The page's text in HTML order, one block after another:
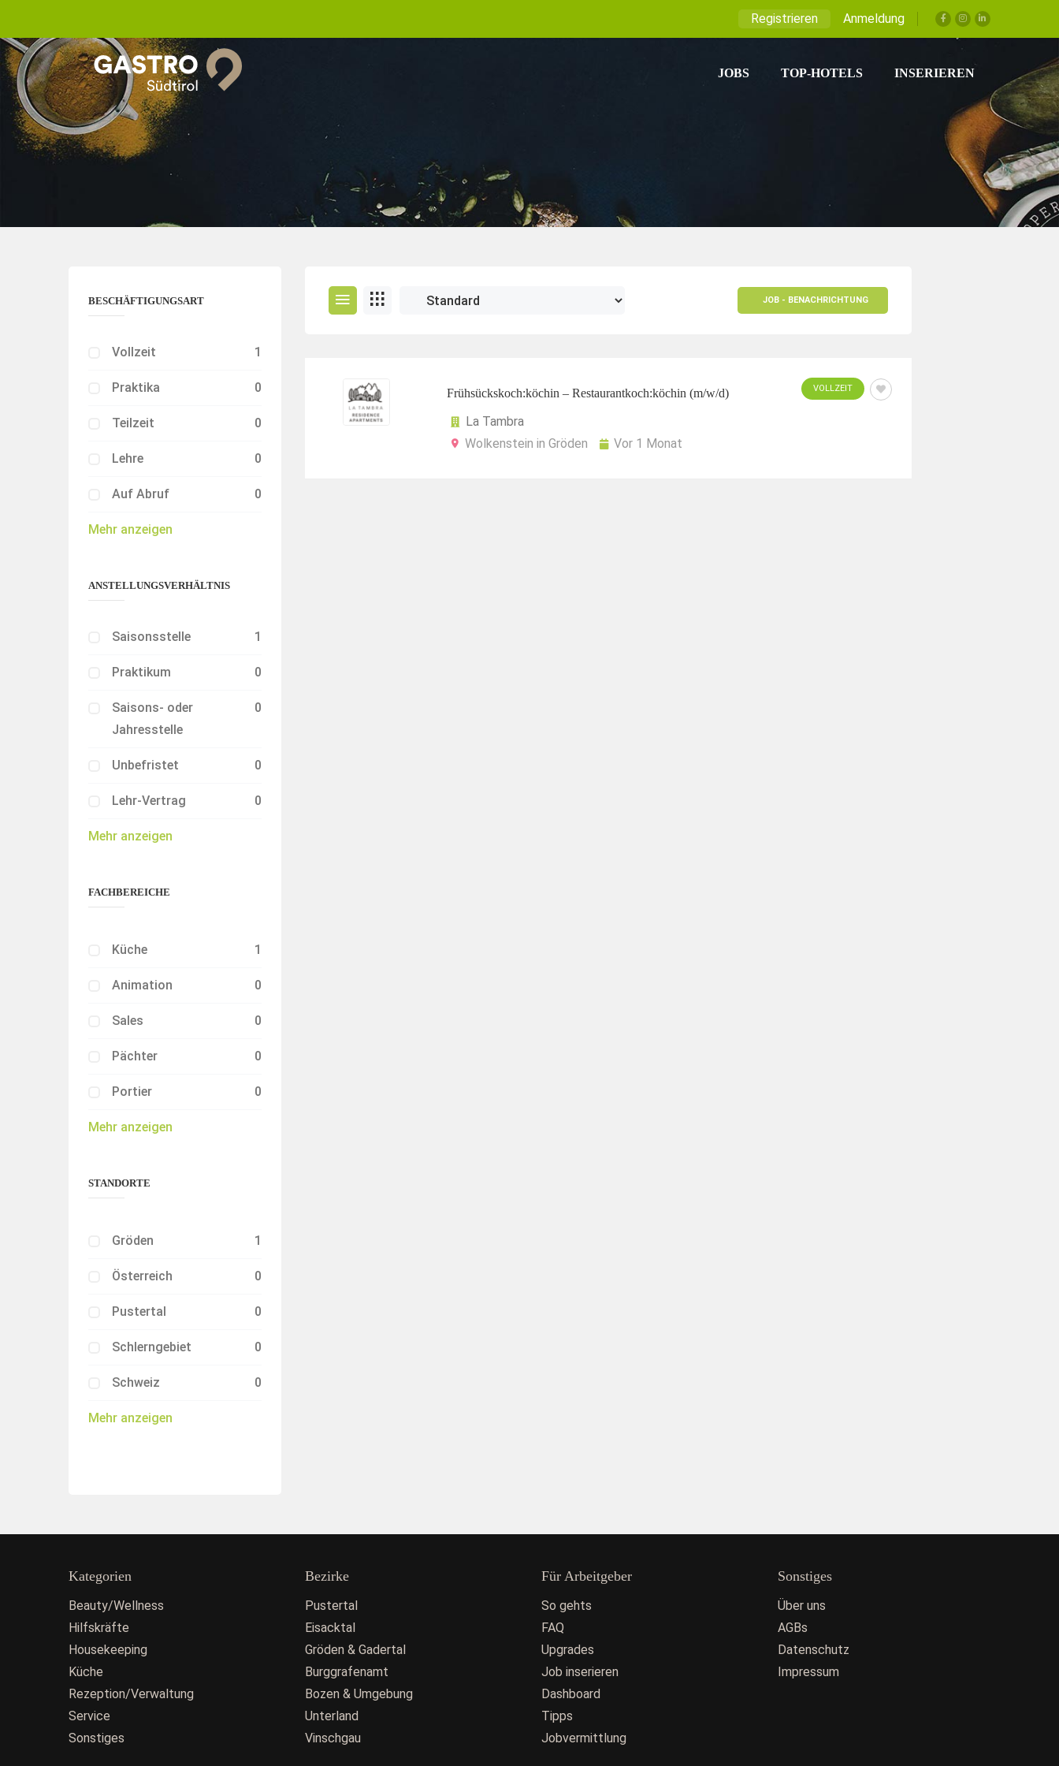
Registrieren Anmeldung
JOBS TOP-HOTELS INSERIEREN
BESCHÄFTIGUNGSART
Vollzeit 1
Praktika 0
Teilzeit 0
Lehre 0
Auf Abruf 0
Mehr anzeigen
ANSTELLUNGSVERHÄLTNIS
Saisonsstelle 1
Praktikum 0
Saisons- oder
Jahresstelle
0
Unbefristet 0
Lehr-Vertrag 0
Mehr anzeigen
FACHBEREICHE
Küche 1
Animation 0
Sales 0
Pächter 0
Portier 0
Mehr anzeigen
STANDORTE
Gröden 1
Österreich 0
Pustertal 0
Schlerngebiet 0
Schweiz 0
Mehr anzeigen
JOB - BENACHRICHTUNG
Frühsückskoch:köchin – Restaurantkoch:köchin (m/w/d)
La Tambra
Wolkenstein in Gröden
Vor 1 Monat
VOLLZEIT
Kategorien
Beauty/Wellness
Hilfskräfte
Housekeeping
Küche
Rezeption/Verwaltung
Service
Sonstiges
Bezirke
Pustertal
Eisacktal
Gröden & Gadertal
Burggrafenamt
Bozen & Umgebung
Unterland
Vinschgau
Für Arbeitgeber
So gehts
FAQ
Upgrades
Job inserieren
Dashboard
Tipps
Jobvermittlung
Sonstiges
Über uns
AGBs
Datenschutz
Impressum